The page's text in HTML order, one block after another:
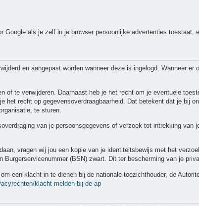
Google als je zelf in je browser persoonlijke advertenties
en aangepast worden wanneer deze is ingelogd. Wanneer
of te verwijderen. Daarnaast heb je het recht om je eventuele
het recht op gegevensoverdraagbaarheid. Dat betekent dat je bij
te sturen.
van je persoonsgegevens of verzoek tot intrekking
vragen wij jou een kopie van je identiteitsbewijs met het
(BSN) zwart. Dit ter bescherming van je
een klacht in te dienen bij de nationale toezichthouder, de
klacht-melden-bij-de-ap